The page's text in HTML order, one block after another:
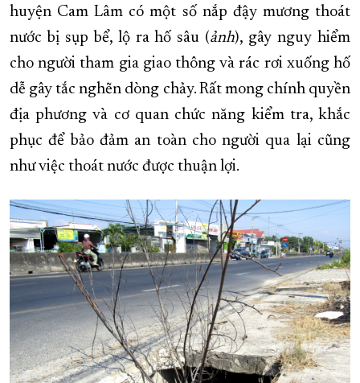
CHUNG TAY CẢI CÁCH HÀNH CHÍNH
XÂY DỰNG NÔNG THÔN MỚI LỊCH CẮT ĐIỆN
TÀU - XE - MÁY BAY
KỶ NIỆM 370 NĂM XÂY DỰNG VÀ PHÁT TRIỂN TỈNH KHÁNH HÒA
KHOẢNH KHẮC ĐẸP XỨ TRẦM
XÂY DỰNG KHÁNH HÒA TRỞ THÀNH THÀNH PHỐ TRỰC THUỘC
ĐẠI HỘI ĐẢNG CÁC CẤP TRANG CHỦ VỀ BÁO KHÁNH HÒA
huyện Cam Lâm có một số nắp đậy mương thoát
nước bị sụp bể, lộ ra hố sâu (ảnh), gây nguy hiểm
cho người tham gia giao thông và rác rơi xuống hố
dễ gây tắc nghẽn dòng chảy. Rất mong chính quyền
địa phương và cơ quan chức năng kiểm tra, khắc
phục để bảo đảm an toàn cho người qua lại cũng
như việc thoát nước được thuận lợi.